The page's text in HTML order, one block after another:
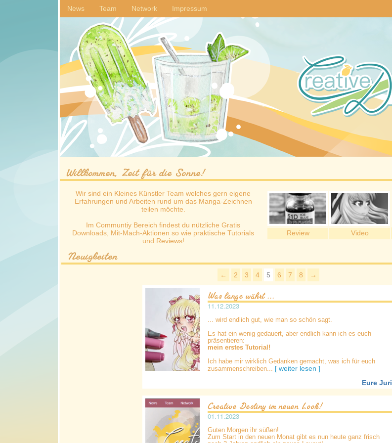
News Team Network Impressum
Willkommen, Zeit für die Sonne!
Wir sind ein Kleines Künstler Team welches gern eigene
Erfahrungen und Arbeiten rund um das Manga-Zeichnen
teilen möchte.
Im Communtiy Bereich findest du nützliche Gratis
Downloads, Mit-Mach-Aktionen so wie praktische Tutorials
und Reviews!
Review Video
Neuigkeiten
← 2 3 4 5 6 7 8 →
Was lange währt ...
11.12.2023
... wird endlich gut, wie man so schön sagt.
Es hat ein wenig gedauert, aber endlich kann ich es euch
präsentieren:
mein erstes Tutorial!
Ich habe mir wirklich Gedanken gemacht, was ich für euch
zusammenschreiben... [ weiter lesen ]
Eure Juri
Creative Destiny im neuen Look!
01.11.2023
Guten Morgen ihr süßen!
Zum Start in den neuen Monat gibt es nun heute ganz frisch